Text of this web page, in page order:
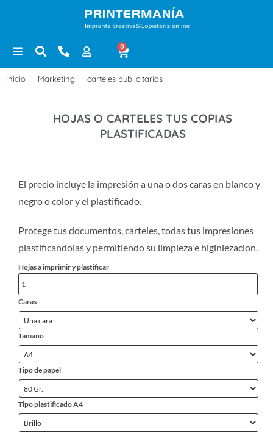
0
Inicio Marketing carteles publicitarios
HOJAS O CARTELES TUS COPIAS
PLASTIFICADAS
El precio incluye la impresión a una o dos caras en blanco y
negro o color y el plastificado.
Protege tus documentos, carteles, todas tus impresiones
plastificandolas y permitiendo su limpieza e higiniezacion.
Hojas a imprimir y plastificar
Caras
Tamaño
Tipo de papel
Tipo plastificado A4